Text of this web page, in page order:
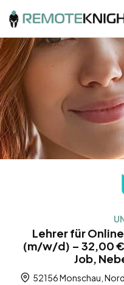
Lehrer für
(m/w/d) – 32,00
Job,
52156 Monschau,